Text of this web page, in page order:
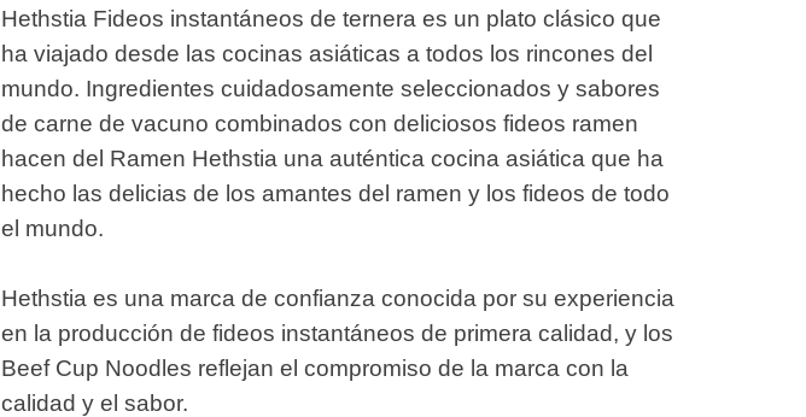
Hethstia Fideos instantáneos de ternera es un plato clásico que
ha viajado desde las cocinas asiáticas a todos los rincones del
mundo. Ingredientes cuidadosamente seleccionados y sabores
de carne de vacuno combinados con deliciosos fideos ramen
hacen del Ramen Hethstia una auténtica cocina asiática que ha
hecho las delicias de los amantes del ramen y los fideos de todo
el mundo.
Hethstia es una marca de confianza conocida por su experiencia
en la producción de fideos instantáneos de primera calidad, y los
Beef Cup Noodles reflejan el compromiso de la marca con la
calidad y el sabor.